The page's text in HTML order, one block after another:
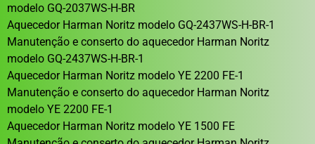
modelo GQ-2037WS-H-BR
Aquecedor Harman Noritz modelo GQ-2437WS-H-BR-1
Manutenção e conserto do aquecedor Harman Noritz
modelo GQ-2437WS-H-BR-1
Aquecedor Harman Noritz modelo YE 2200 FE-1
Manutenção e conserto do aquecedor Harman Noritz
modelo YE 2200 FE-1
Aquecedor Harman Noritz modelo YE 1500 FE